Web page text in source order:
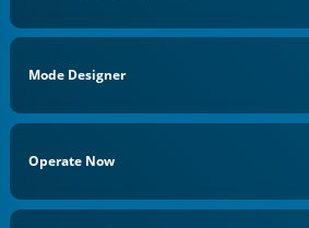
Mode Designer
Operate Now